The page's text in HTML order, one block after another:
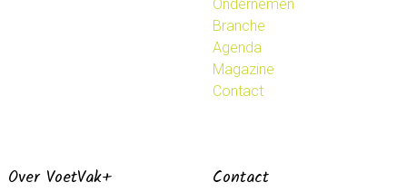
Ondernemen
Branche
Agenda
Magazine
Contact
Over VoetVak+ Contact